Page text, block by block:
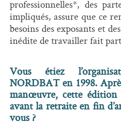
professionnelles*, des
impliqués, assure que ce
besoins des exposants et
inédite de travailler fait
Vous étiez
NORDBAT en 1998.
manœuvre, cette
avant la retraite en fin
vous ?